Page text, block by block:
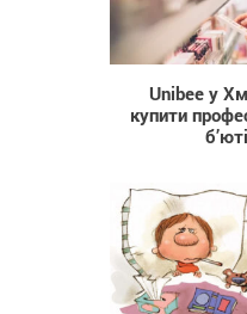
Unibee у
купити